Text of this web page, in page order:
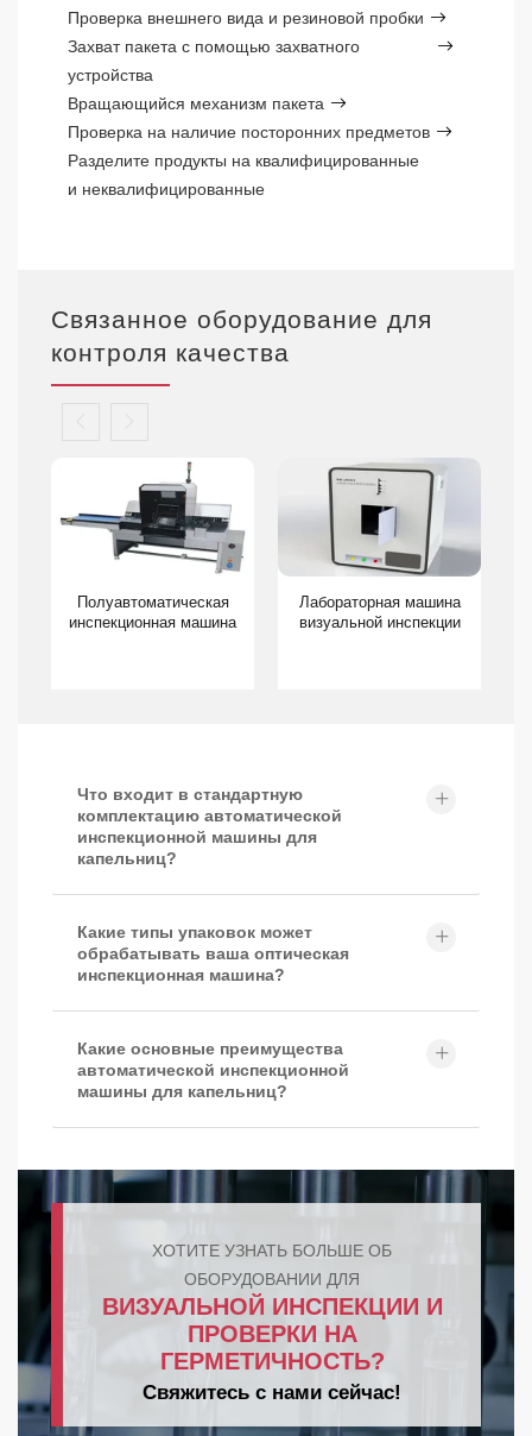
Проверка внешнего вида и резиновой пробки
Захват пакета с помощью захватного
устройства
Вращающийся механизм пакета
Проверка на наличие посторонних предметов
Разделите продукты на квалифицированные
и неквалифицированные
Связанное оборудование для
контроля качества
Полуавтоматическая
инспекционная машина
Лабораторная машина
визуальной инспекции
Что входит в стандартную
комплектацию автоматической
инспекционной машины для
капельниц?
Какие типы упаковок может
обрабатывать ваша оптическая
инспекционная машина?
Какие основные преимущества
автоматической инспекционной
машины для капельниц?
ХОТИТЕ УЗНАТЬ БОЛЬШЕ ОБ
ОБОРУДОВАНИИ ДЛЯ
ВИЗУАЛЬНОЙ ИНСПЕКЦИИ И
ПРОВЕРКИ НА
ГЕРМЕТИЧНОСТЬ?
Свяжитесь с нами сейчас!